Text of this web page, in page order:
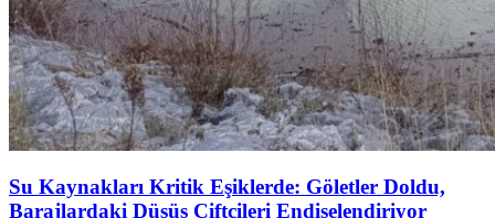
Su Kaynakları Kritik Eşiklerde: Göletler Doldu,
Barajlardaki Düşüş Çiftçileri Endişelendiriyor